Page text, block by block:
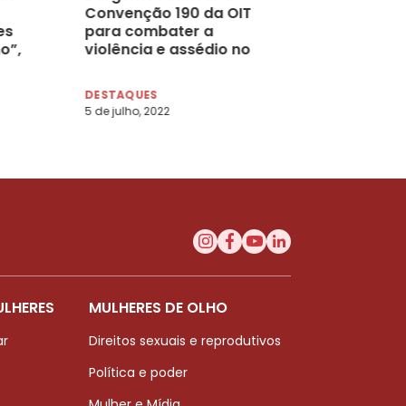
Convenção 190 da OIT
para combater a
violência e assédio no
de Carvalho Mesel
DESTAQUES
5 de julho, 2022
MULHERES DE OLHO
Direitos sexuais e reprodutivos
Política e poder